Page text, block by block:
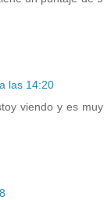
las 14:20
viendo y es muy